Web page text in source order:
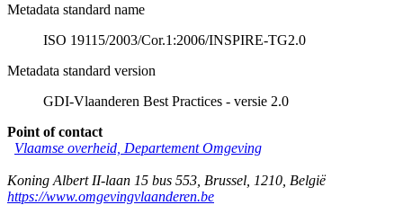
Metadata standard name
ISO 19115/2003/Cor.1:2006/INSPIRE-TG2.0
Metadata standard version
GDI-Vlaanderen Best Practices - versie 2.0
Point of contact
Vlaamse overheid, Departement Omgeving
Koning Albert II-laan 15 bus 553 Brussel 1210 België
https://www.omgevingvlaanderen.be